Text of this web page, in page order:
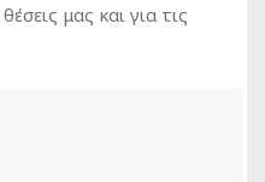
μας και για τις